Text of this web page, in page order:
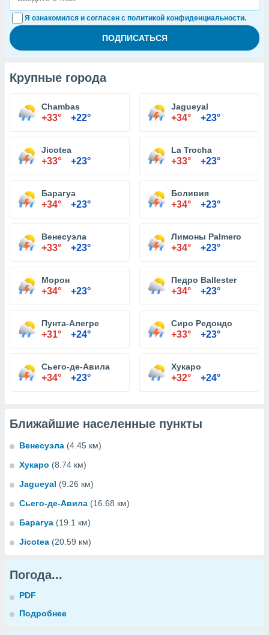
Я ознакомился и согласен с политикой конфиденциальности.
Крупные города
Chambas
+33° +22°
Jagueyal
+34° +23°
Jicotea
+33° +23°
La Trocha
+33° +23°
Барагуа
+34° +23°
Боливия
+34° +23°
Венесуэла
+33° +23°
Лимоны Palmero
+34° +23°
Морон
+34° +23°
Педро Ballester
+34° +23°
Пунта-Алегре
+31° +24°
Сиро Редондо
+33° +23°
Сьего-де-Авила
+34° +23°
Хукаро
+32° +24°
Ближайшие населенные пункты
Венесуэла (4.45 км)
Хукаро (8.74 км)
Jagueyal (9.26 км)
Сьего-де-Авила (16.68 км)
Барагуа (19.1 км)
Jicotea (20.59 км)
Погода...
PDF
Подробнее